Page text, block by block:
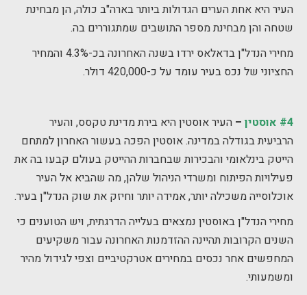
העיר היא אחת הערים הגדולות ביותר בארה"ב כולה, הן מבחינת
שטחה והן מבחינת מספר התושבים שמתגוררים בה.
מחירי הנדל"ן בדאלאס ירדו בשנה האחרונה בכ-4.3% והמחיר
החציוני של נכס בעיר עומד על כ-420,000 דולר.
#4 אוסטין – העיר אוסטין היא בירת מדינת טקסס, והעיר
הרביעית בגודלה במדינה. אוסטין הפכה בעשור האחרון למתחם
הייטק בינלאומי והבכירות שבחברות ההייטק בעולם קבעו בה את
פעילויות הפיתוח ומשרדי הניהול שלהן, מה שהביא אל העיר
אוכלוסייה משכילה יותר, אמידה יותר וחיזק את שוק הנדל"ן בעיר.
מחירי הנדל"ן באוסטין נמצאים בעלייה הדרגתית, ויש הטוענים כי
השנים הקרובות תהיינה ההזדמנות האחרונה עבור משקיעים
המחפשים אחר נכסים במחירים אטרקטיביים וצפי לגידול מהיר
ומשמעותי.